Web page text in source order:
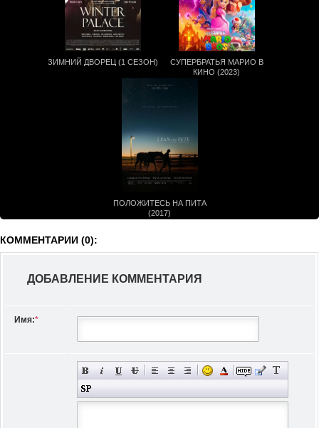
ЗИМНИЙ ДВОРЕЦ (1 СЕЗОН)
СУПЕРБРАТЬЯ МАРИО В
КИНО (2023)
ПОЛОЖИТЕСЬ НА ПИТА
(2017)
КОММЕНТАРИИ (0):
ДОБАВЛЕНИЕ КОММЕНТАРИЯ
Имя:*